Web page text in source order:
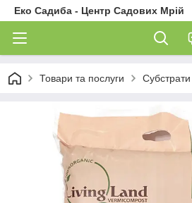
Еко Садиба - Центр Садових Мрій
Товари та послуги Субстрати